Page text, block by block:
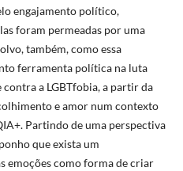
engajamento político,
foram permeadas por uma
também, como essa
ferramenta política na luta
a LGBTfobia, a partir da
e amor num contexto
Partindo de uma perspectiva
que exista um
emoções como forma de criar